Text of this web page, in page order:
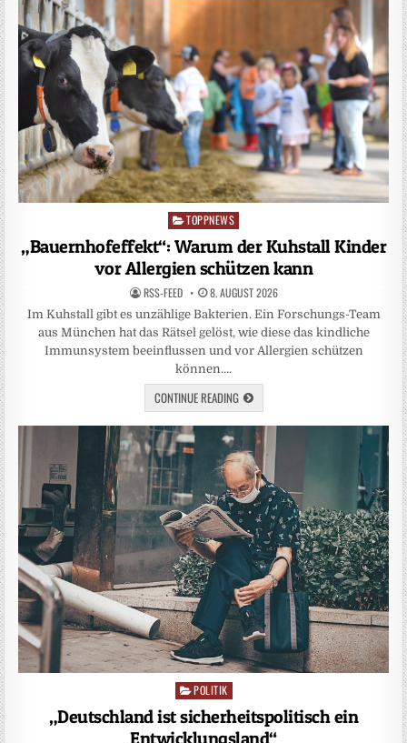
Posted
in
TOPPNEWS
„Bauernhofeffekt“: Warum der Kuhstall Kinder
vor Allergien schützen kann
RSS-FEED 8. AUGUST 2026
Im Kuhstall gibt es unzählige Bakterien. Ein Forschungs-Team
aus München hat das Rätsel gelöst, wie diese das kindliche
Immunsystem beeinflussen und vor Allergien schützen
können….
CONTINUE READING
Posted
POLITIK
„Deutschland ist sicherheitspolitisch ein
Entwicklungsland“